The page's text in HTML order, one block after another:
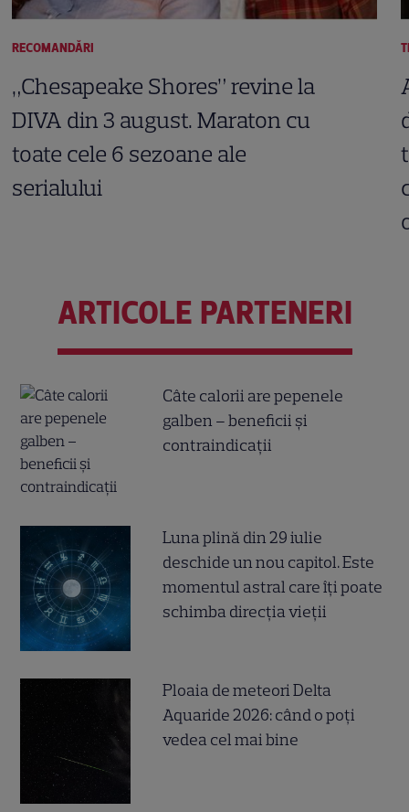
RECOMANDĂRI
„Chesapeake Shores” revine la
DIVA din 3 august. Maraton cu
toate cele 6 sezoane ale
serialului
ARTICOLE PARTENERI
Câte calorii are pepenele
galben – beneficii și
contraindicații
Luna plină din 29 iulie
deschide un nou capitol. Este
momentul astral care îți poate
schimba direcția vieții
Ploaia de meteori Delta
Aquaride 2026: când o poți
vedea cel mai bine